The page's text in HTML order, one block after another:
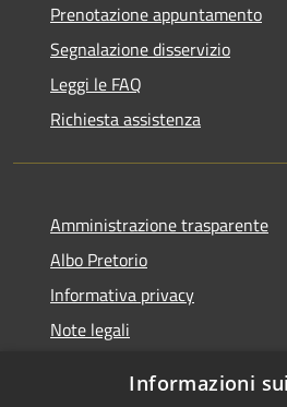
Prenotazione appuntamento
Segnalazione disservizio
Leggi le FAQ
Richiesta assistenza
Amministrazione trasparente
Albo Pretorio
Informativa privacy
Note legali
Whisteblowing
Informazioni